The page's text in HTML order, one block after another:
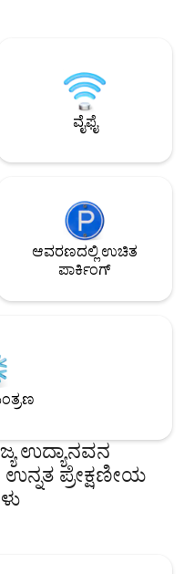
ಮುಖಮಂಟಪದಲ್ಲಿ
ಆರಾಮದಾಯಕ
ಮತ್ತು ಉತ್ತಮ
ಮತ್ತು ತಾಜಾ!
ವೈಫೈ
ಆವರಣದಲ್ಲಿ ಉಚಿತ
ಪಾರ್ಕಿಂಗ್
ಉದ್ಯಾನವನ
ಪ್ರೇಕ್ಷಣೀಯ